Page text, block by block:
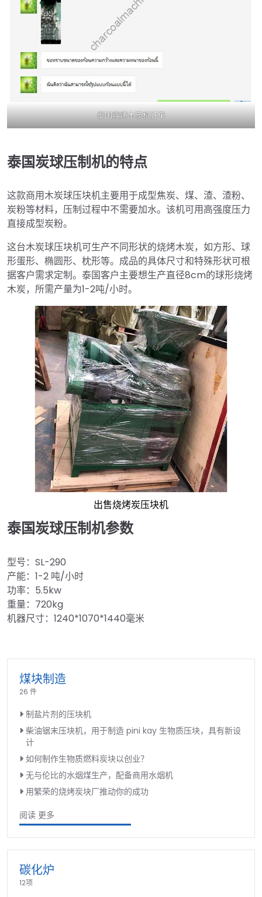
泰国烧烤木炭机订单
泰国炭球压制机的特点
这款商用木炭球压块机主要用于成型焦炭、煤、渣、渣粉、
炭粉等材料，压制过程中不需要加水。该机可用高强度压力
直接成型炭粉。
这台木炭球压块机可生产不同形状的烧烤木炭，如方形、球
形蛋形、椭圆形、枕形等。成品的具体尺寸和特殊形状可根
据客户需求定制。泰国客户主要想生产直径8cm的球形烧烤
木炭，所需产量为1-2吨/小时。
出售烧烤炭压块机
泰国炭球压制机参数
型号：SL-290
产能：1-2 吨/小时
功率：5.5kw
重量：720kg
机器尺寸：1240*1070*1440毫米
煤块制造
26 件
制盐片剂的压块机
柴油锯末压块机，用于制造 pini kay 生物质压块，具有新设
计
如何制作生物质燃料炭块以创业？
无与伦比的水烟煤生产，配备商用水烟机
用繁荣的烧烤炭块厂推动你的成功
阅读 更多
碳化炉
12项